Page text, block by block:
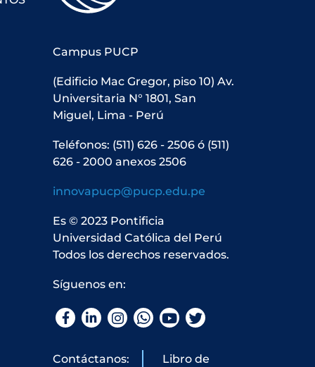
Campus PUCP
(Edificio Mac Gregor, piso 10) Av.
Universitaria N° 1801, San
Miguel, Lima - Perú
Teléfonos: (511) 626 - 2506 ó (511)
626 - 2000 anexos 2506
innovapucp@pucp.edu.pe
Es © 2023 Pontificia
Universidad Católica del Perú
Todos los derechos reservados.
Síguenos en:
Facebook
LinkedInInstagram
WhatsApp
YouTubeTwitter
Contáctanos:
Libro de